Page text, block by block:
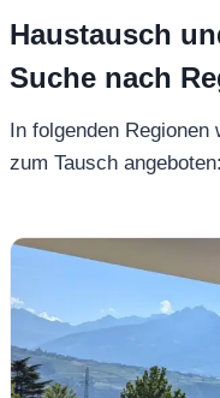
Haustausch
Suche nach
In folgenden Regionen
zum Tausch angeboten: